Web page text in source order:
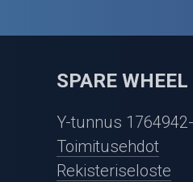
SPARE
Y-tunnus
Toimitusehdot
Rekisteriseloste